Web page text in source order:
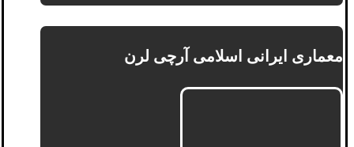
معماری ایرانی اسلامی آرچی لرن